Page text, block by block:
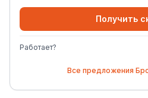
Получить
Работает?
Все предложения